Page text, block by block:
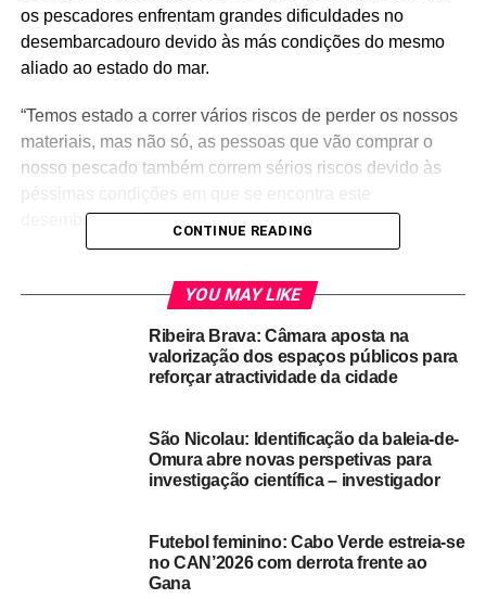
os pescadores enfrentam grandes dificuldades no
desembarcadouro devido às más condições do mesmo
aliado ao estado do mar.
“Temos estado a correr vários riscos de perder os nossos
materiais, mas não só, as pessoas que vão comprar o
nosso pescado também correm sérios riscos devido às
desembarcadouro”, afirmou.
constrangimentos” à população que vive essencialmente
“Não estamos a pedir dinheiro ao Governo para comprar
Manuel do Rosário lembra que o principal sustento da
sector que a localidade tem fortes potencialidades, pelo
que apela a uma intervenção do Ministério do Mar e da
CONTINUE READING
YOU MAY LIKE
Ribeira Brava: Câmara aposta na
valorização dos espaços públicos para
reforçar atractividade da cidade
São Nicolau: Identificação da baleia-de-
Omura abre novas perspetivas para
investigação científica – investigador
Futebol feminino: Cabo Verde estreia-se
no CAN’2026 com derrota frente ao
Gana